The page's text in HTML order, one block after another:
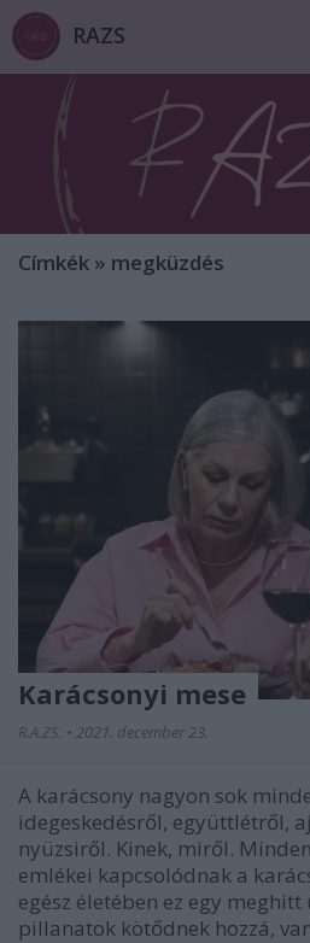
RAZS
Címkék » megküzdés
Karácsonyi mese
R.A.ZS. • 2021. december 23.
A karácsony nagyon sok
idegeskedésről, együttlétről,
nyüzsiről. Kinek, miről.
emlékei kapcsolódnak a
egész életében ez egy
pillanatok kötődnek hozzá,